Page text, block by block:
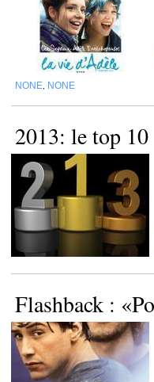
NONE NONE
2013: le top 10
Flashback :